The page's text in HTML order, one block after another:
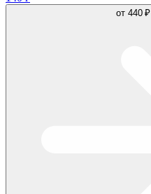
от 440 ₽